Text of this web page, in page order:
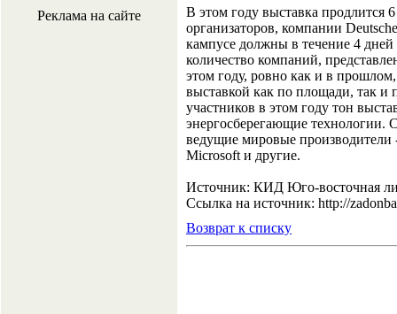
Реклама на сайте
В этом году выставка продлится
организаторов, компании
кампусе должны в течение 4 дней
количество компаний,
этом году, ровно как и в
выставкой как по площади, так и
участников в этом году тон
энергосберегающие технологии.
ведущие мировые
Microsoft и другие.
Источник: КИД Юго-восточная
Ссылка на источник: http://
Возврат к списку